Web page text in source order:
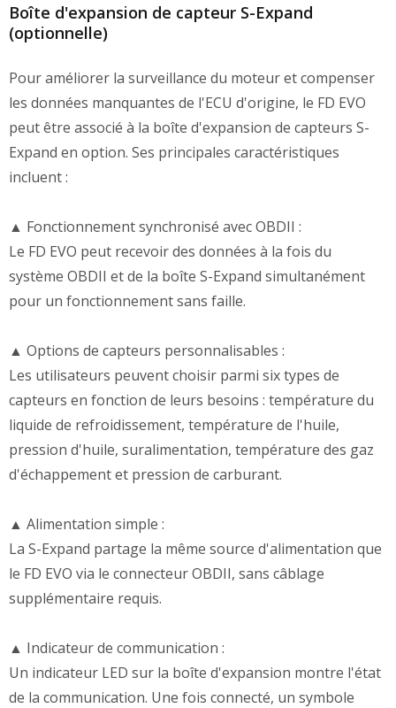
Boîte d'expansion de capteur S-Expand
(optionnelle)
Pour améliorer la surveillance du moteur et compenser
les données manquantes de l'ECU d'origine, le FD EVO
peut être associé à la boîte d'expansion de capteurs S-
Expand en option. Ses principales caractéristiques
incluent :
▲ Fonctionnement synchronisé avec OBDII :
Le FD EVO peut recevoir des données à la fois du
système OBDII et de la boîte S-Expand simultanément
pour un fonctionnement sans faille.
▲ Options de capteurs personnalisables :
Les utilisateurs peuvent choisir parmi six types de
capteurs en fonction de leurs besoins : température du
liquide de refroidissement, température de l'huile,
pression d'huile, suralimentation, température des gaz
d'échappement et pression de carburant.
▲ Alimentation simple :
La S-Expand partage la même source d'alimentation que
le FD EVO via le connecteur OBDII, sans câblage
supplémentaire requis.
▲ Indicateur de communication :
Un indicateur LED sur la boîte d'expansion montre l'état
de la communication. Une fois connecté, un symbole